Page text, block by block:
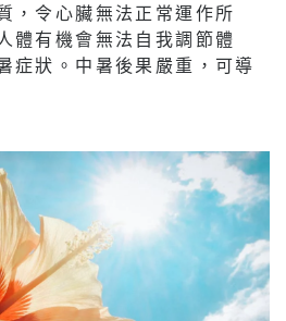
，令心臟無法正常運作所
體有機會無法自我調節體
症狀。中暑後果嚴重，可導